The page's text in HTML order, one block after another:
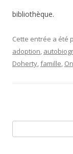
bibliothèque.
Cette entrée a été
adoption,
Doherty,famille,